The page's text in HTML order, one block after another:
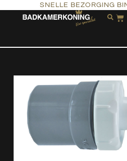
SNELLE BEZORGING